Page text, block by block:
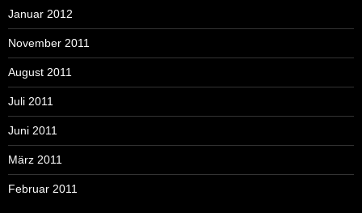
Januar 2012
November 2011
August 2011
Juli 2011
Juni 2011
März 2011
Februar 2011